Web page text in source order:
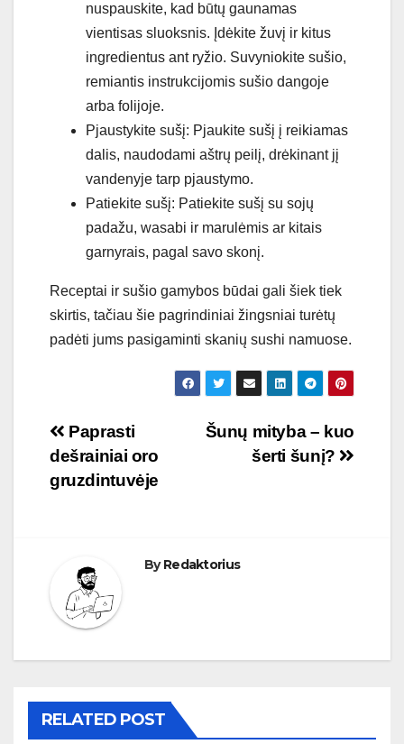
nuspauskite, kad būtų gaunamas
vientisas sluoksnis. Įdėkite žuvį ir kitus
ingredientus ant ryžio. Suvyniokite sušio,
remiantis instrukcijomis sušio dangoje
arba folijoje.
Pjaustykite sušį: Pjaukite sušį į reikiamas
dalis, naudodami aštrų peilį, drėkinant jį
vandenyje tarp pjaustymo.
Patiekite sušį: Patiekite sušį su sojų
padažu, wasabi ir marulėmis ar kitais
garnyrais, pagal savo skonį.
Receptai ir sušio gamybos būdai gali šiek tiek
skirtis, tačiau šie pagrindiniai žingsniai turėtų
padėti jums pasigaminti skanių sushi namuose.
Navigacija
tarp
Šunų mityba – kuo
šerti šunį?
Paprasti
dešrainiai oro
gruzdintuvėje
ByRedaktorius
RELATED POST